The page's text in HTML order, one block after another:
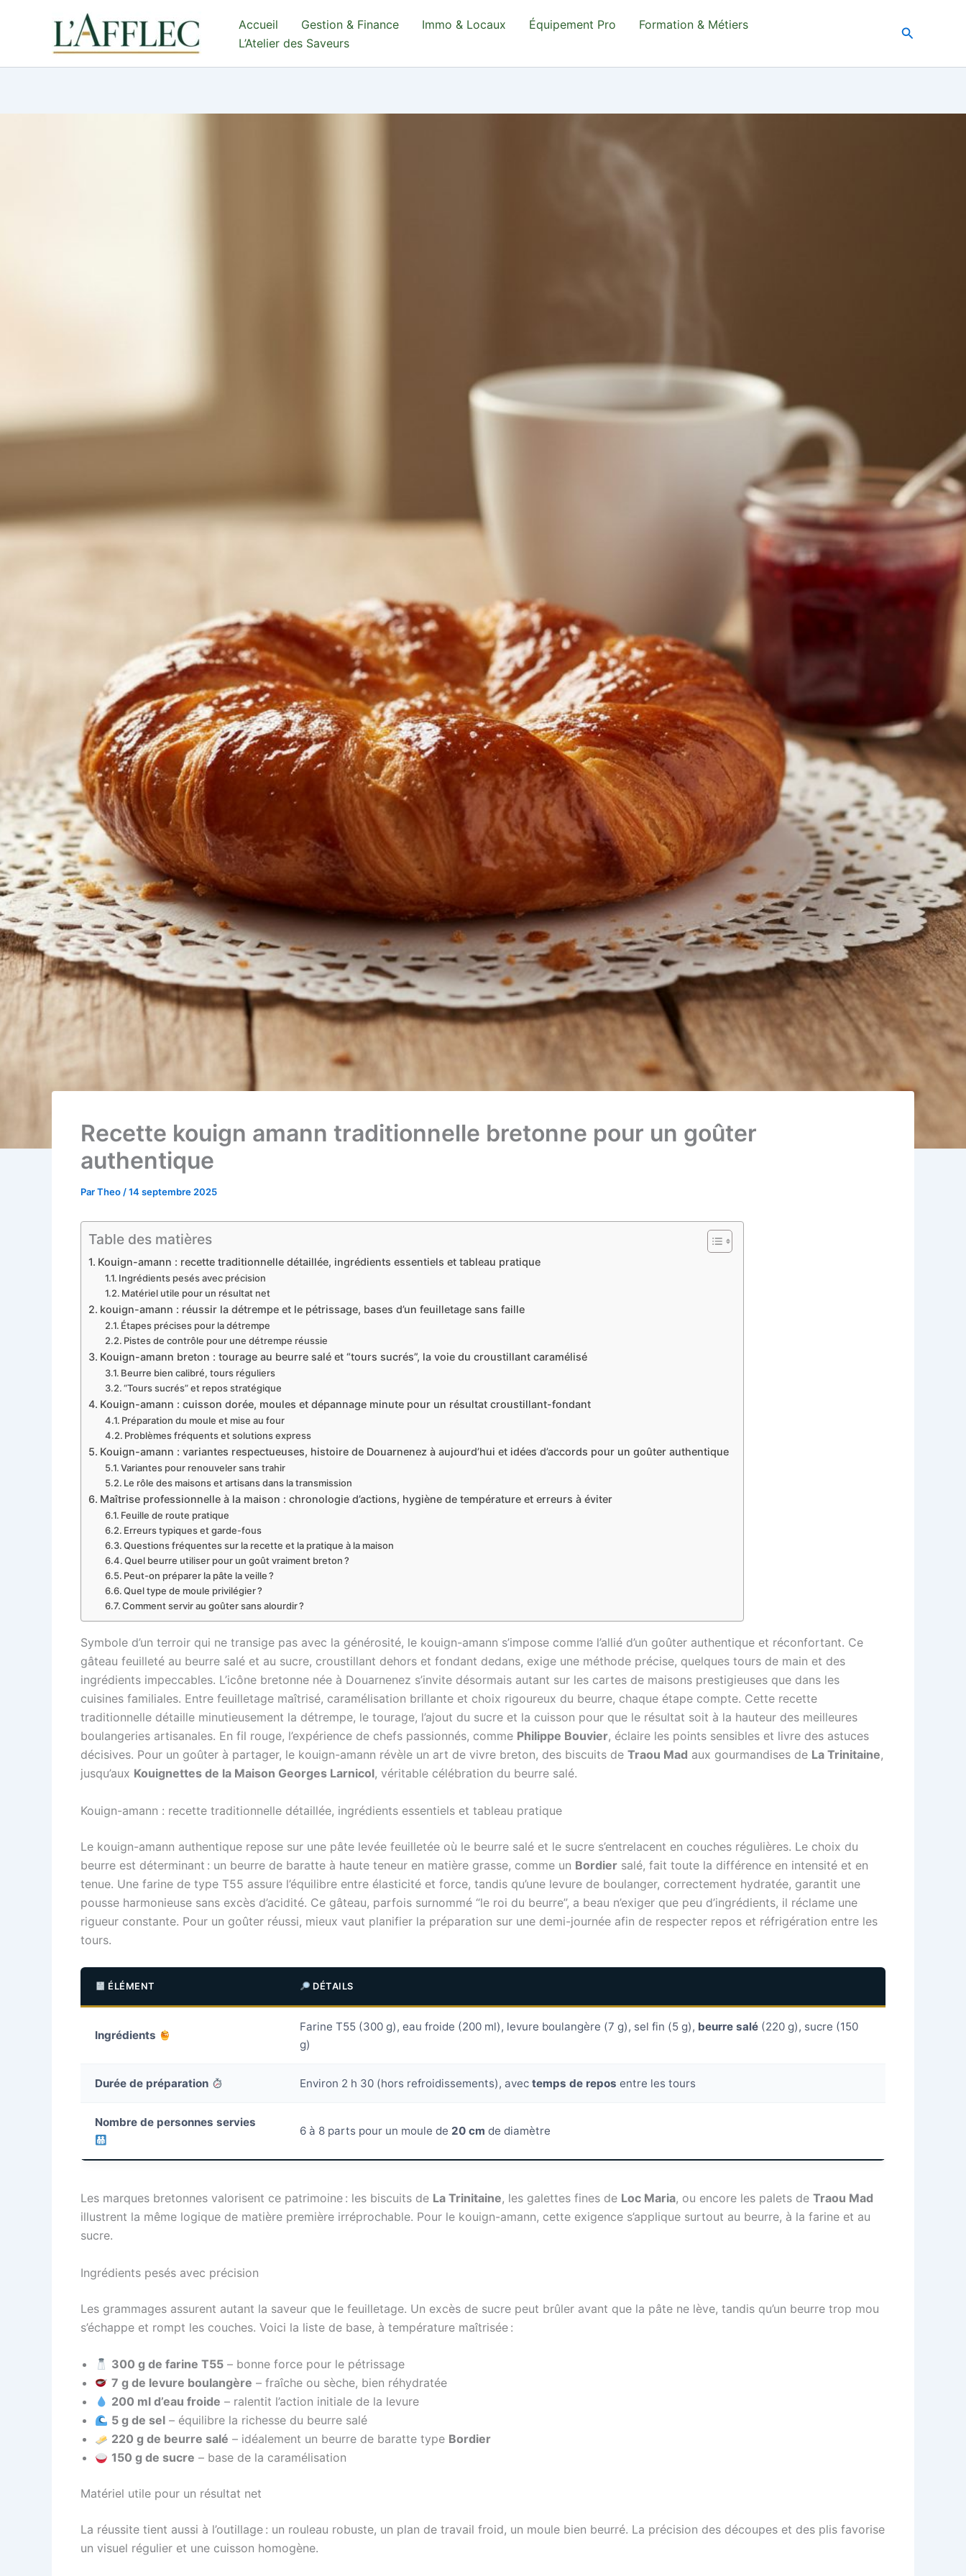
Accueil Gestion & Finance Immo & Locaux Équipement Pro
Formation & Métiers
L’Atelier des Saveurs
Recette kouign amann traditionnelle bretonne pour un goûter
authentique
ParTheo /14 septembre 2025
Table des matières
Kouign-amann : recette traditionnelle détaillée, ingrédients essentiels et tableau pratique
Ingrédients pesés avec précision
Matériel utile pour un résultat net
kouign-amann : réussir la détrempe et le pétrissage, bases d’un feuilletage sans faille
Étapes précises pour la détrempe
Pistes de contrôle pour une détrempe réussie
Kouign-amann breton : tourage au beurre salé et “tours sucrés”, la voie du croustillant caramélisé
Beurre bien calibré, tours réguliers
“Tours sucrés” et repos stratégique
Kouign-amann : cuisson dorée, moules et dépannage minute pour un résultat croustillant-fondant
Préparation du moule et mise au four
Problèmes fréquents et solutions express
Kouign-amann : variantes respectueuses, histoire de Douarnenez à aujourd’hui et idées d’accords pour un goûter authentique
Variantes pour renouveler sans trahir
Le rôle des maisons et artisans dans la transmission
Maîtrise professionnelle à la maison : chronologie d’actions, hygiène de température et erreurs à éviter
Feuille de route pratique
Erreurs typiques et garde-fous
Questions fréquentes sur la recette et la pratique à la maison
Quel beurre utiliser pour un goût vraiment breton ?
Peut-on préparer la pâte la veille ?
Quel type de moule privilégier ?
Comment servir au goûter sans alourdir ?
Symbole d’un terroir qui ne transige pas avec la générosité, le kouign-amann s’impose comme l’allié d’un goûter authentique et réconfortant. Ce
gâteau feuilleté au beurre salé et au sucre, croustillant dehors et fondant dedans, exige une méthode précise, quelques tours de main et des
ingrédients impeccables. L’icône bretonne née à Douarnenez s’invite désormais autant sur les cartes de maisons prestigieuses que dans les
cuisines familiales. Entre feuilletage maîtrisé, caramélisation brillante et choix rigoureux du beurre, chaque étape compte. Cette recette
traditionnelle détaille minutieusement la détrempe, le tourage, l’ajout du sucre et la cuisson pour que le résultat soit à la hauteur des meilleures
boulangeries artisanales. En fil rouge, l’expérience de chefs passionnés, comme Philippe Bouvier, éclaire les points sensibles et livre des astuces
décisives. Pour un goûter à partager, le kouign-amann révèle un art de vivre breton, des biscuits de Traou Mad aux gourmandises de La Trinitaine,
jusqu’aux Kouignettes de la Maison Georges Larnicol, véritable célébration du beurre salé.
Kouign-amann : recette traditionnelle détaillée, ingrédients essentiels et tableau pratique
Le kouign-amann authentique repose sur une pâte levée feuilletée où le beurre salé et le sucre s’entrelacent en couches régulières. Le choix du
beurre est déterminant : un beurre de baratte à haute teneur en matière grasse, comme un Bordier salé, fait toute la différence en intensité et en
tenue. Une farine de type T55 assure l’équilibre entre élasticité et force, tandis qu’une levure de boulanger, correctement hydratée, garantit une
pousse harmonieuse sans excès d’acidité. Ce gâteau, parfois surnommé “le roi du beurre”, a beau n’exiger que peu d’ingrédients, il réclame une
rigueur constante. Pour un goûter réussi, mieux vaut planifier la préparation sur une demi-journée afin de respecter repos et réfrigération entre les
tours.
ÉLÉMENT DÉTAILS
Ingrédients
Farine T55 (300 g), eau froide (200 ml), levure boulangère (7 g), sel fin (5 g), beurre salé (220 g), sucre (150
g)
Durée de préparation Environ 2 h 30 (hors refroidissements), avec temps de repos entre les tours
Nombre de personnes servies
6 à 8 parts pour un moule de 20 cm de diamètre
Les marques bretonnes valorisent ce patrimoine : les biscuits de La Trinitaine, les galettes fines de Loc Maria, ou encore les palets de Traou Mad
illustrent la même logique de matière première irréprochable. Pour le kouign-amann, cette exigence s’applique surtout au beurre, à la farine et au
sucre.
Ingrédients pesés avec précision
Les grammages assurent autant la saveur que le feuilletage. Un excès de sucre peut brûler avant que la pâte ne lève, tandis qu’un beurre trop mou
s’échappe et rompt les couches. Voici la liste de base, à température maîtrisée :
300 g de farine T55 – bonne force pour le pétrissage
7 g de levure boulangère – fraîche ou sèche, bien réhydratée
200 ml d’eau froide – ralentit l’action initiale de la levure
5 g de sel – équilibre la richesse du beurre salé
220 g de beurre salé – idéalement un beurre de baratte type Bordier
150 g de sucre – base de la caramélisation
Matériel utile pour un résultat net
La réussite tient aussi à l’outillage : un rouleau robuste, un plan de travail froid, un moule bien beurré. La précision des découpes et des plis favorise
un visuel régulier et une cuisson homogène.